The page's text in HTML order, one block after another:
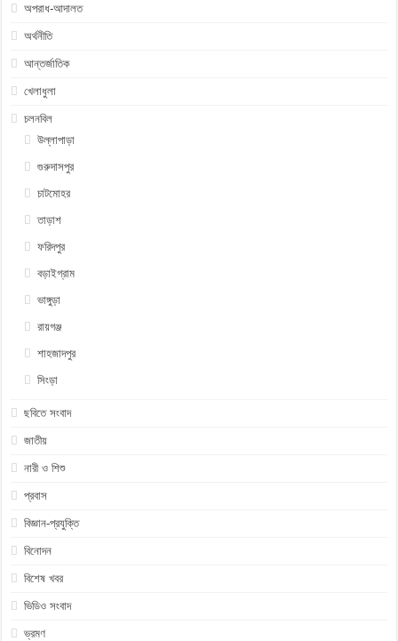
অপরাধ-আদালত
অর্থনীতি
আন্তর্জাতিক
খেলাধুলা
চলনবিল
উল্লাপাড়া
গুরুদাসপুর
চাটমোহর
তাড়াশ
ফরিদপুর
বড়াইগ্রাম
ভাঙ্গুড়া
রায়গঞ্জ
শাহজাদপুর
সিংড়া
ছবিতে সংবাদ
জাতীয়
নারী ও শিশু
প্রবাস
বিজ্ঞান-প্রযুক্তি
বিনোদন
বিশেষ খবর
ভিডিও সংবাদ
ভ্রমণ